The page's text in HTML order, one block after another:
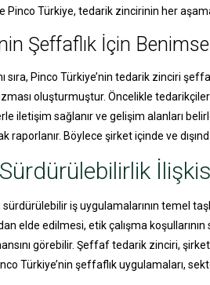
Pinco Türkiye, tedarik zincirinin her
Şeffaflık İçin
sıra, Pinco Türkiye’nin tedarik zinciri
oluşturmuştur. Öncelikle
iletişim sağlanır ve gelişim alanları
raporlanır. Böylece şirket içinde ve
sürdürülebilir iş uygulamalarının temel
elde edilmesi, etik çalışma
görebilir. Şeffaf tedarik zinciri,
Türkiye’nin şeffaflık uygulamaları,